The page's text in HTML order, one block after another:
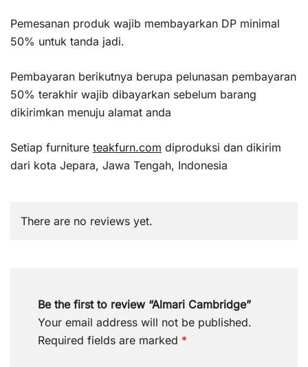
Pemesanan produk wajib membayarkan DP minimal
50% untuk tanda jadi.
Pembayaran berikutnya berupa pelunasan pembayaran
50% terakhir wajib dibayarkan sebelum barang
dikirimkan menuju alamat anda
Setiap furniture teakfurn.com diproduksi dan dikirim
dari kota Jepara, Jawa Tengah, Indonesia
There are no reviews yet.
Be the first to review “Almari Cambridge”
Your email address will not be published.
Required fields are marked *